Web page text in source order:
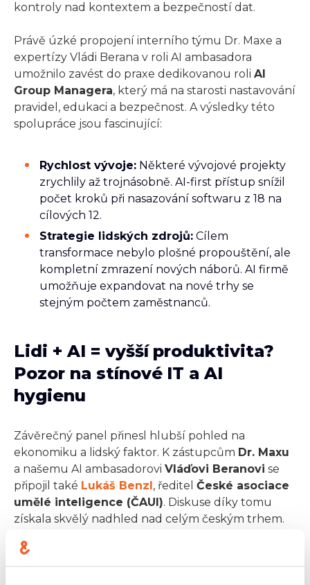
kontroly nad kontextem a bezpečností dat.
Právě úzké propojení interního týmu Dr. Maxe a
expertízy Vládi Berana v roli AI ambasadora
umožnilo zavést do praxe dedikovanou roli AI
Group Managera, který má na starosti nastavování
pravidel, edukaci a bezpečnost. A výsledky této
spolupráce jsou fascinující:
Rychlost vývoje: Některé vývojové projekty
zrychlily až trojnásobně. AI-first přístup snížil
počet kroků při nasazování softwaru z 18 na
cílových 12.
Strategie lidských zdrojů: Cílem
transformace nebylo plošné propouštění, ale
kompletní zmrazení nových náborů. AI firmě
umožňuje expandovat na nové trhy se
stejným počtem zaměstnanců.
Lidi + AI = vyšší produktivita?
Pozor na stínové IT a AI
hygienu
Závěrečný panel přinesl hlubší pohled na
ekonomiku a lidský faktor. K zástupcům Dr. Maxu
a našemu AI ambasadorovi Vláďovi Beranovi se
připojil také Lukáš Benzl, ředitel České asociace
umělé inteligence (ČAUI). Diskuse díky tomu
získala skvělý nadhled nad celým českým trhem.
pokud si myslíte, že úspěchem je ušetřit
každému zaměstnanci 15 minut denně, experti